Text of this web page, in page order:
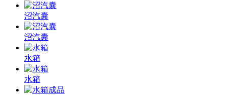
沼汽囊
沼汽囊
水箱
水箱